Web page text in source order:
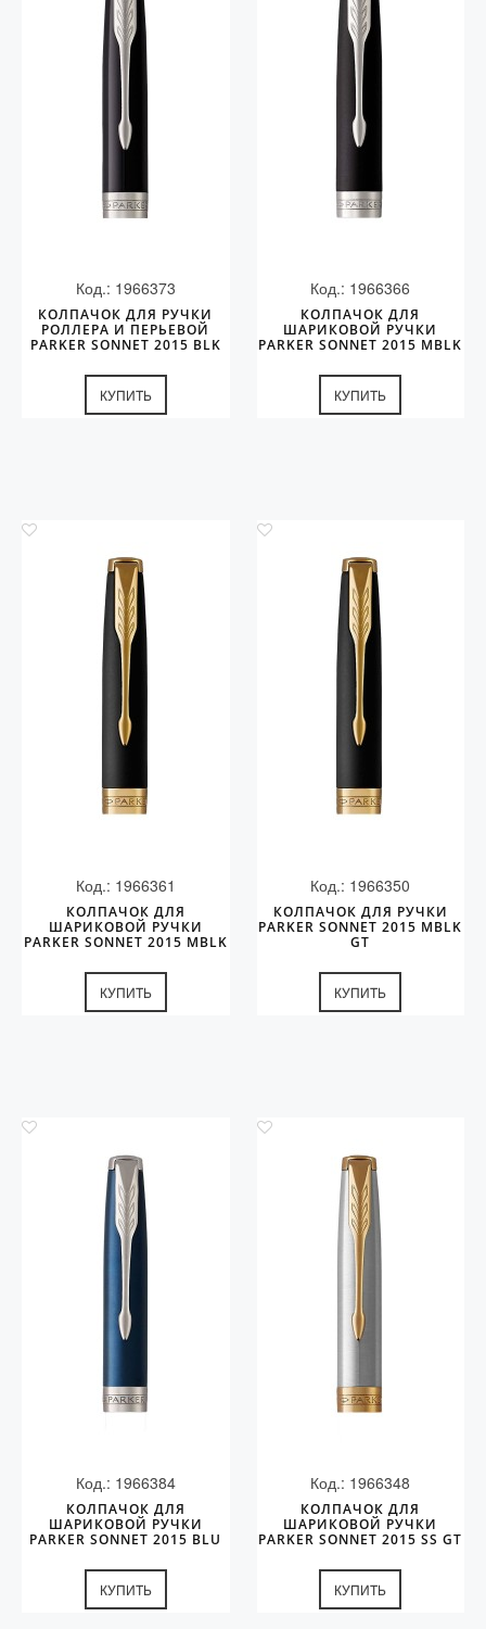
Код.: 1966373
КОЛПАЧОК ДЛЯ РУЧКИ
РОЛЛЕРА И ПЕРЬЕВОЙ
PARKER SONNET 2015 BLK
КУПИТЬ
Код.: 1966366
КОЛПАЧОК ДЛЯ
ШАРИКОВОЙ РУЧКИ
PARKER SONNET 2015 MBLK
КУПИТЬ
Код.: 1966361
КОЛПАЧОК ДЛЯ
ШАРИКОВОЙ РУЧКИ
PARKER SONNET 2015 MBLK
КУПИТЬ
Код.: 1966350
КОЛПАЧОК ДЛЯ РУЧКИ
PARKER SONNET 2015 MBLK
GT
КУПИТЬ
Код.: 1966384
КОЛПАЧОК ДЛЯ
ШАРИКОВОЙ РУЧКИ
PARKER SONNET 2015 BLU
КУПИТЬ
Код.: 1966348
КОЛПАЧОК ДЛЯ
ШАРИКОВОЙ РУЧКИ
PARKER SONNET 2015 SS GT
КУПИТЬ